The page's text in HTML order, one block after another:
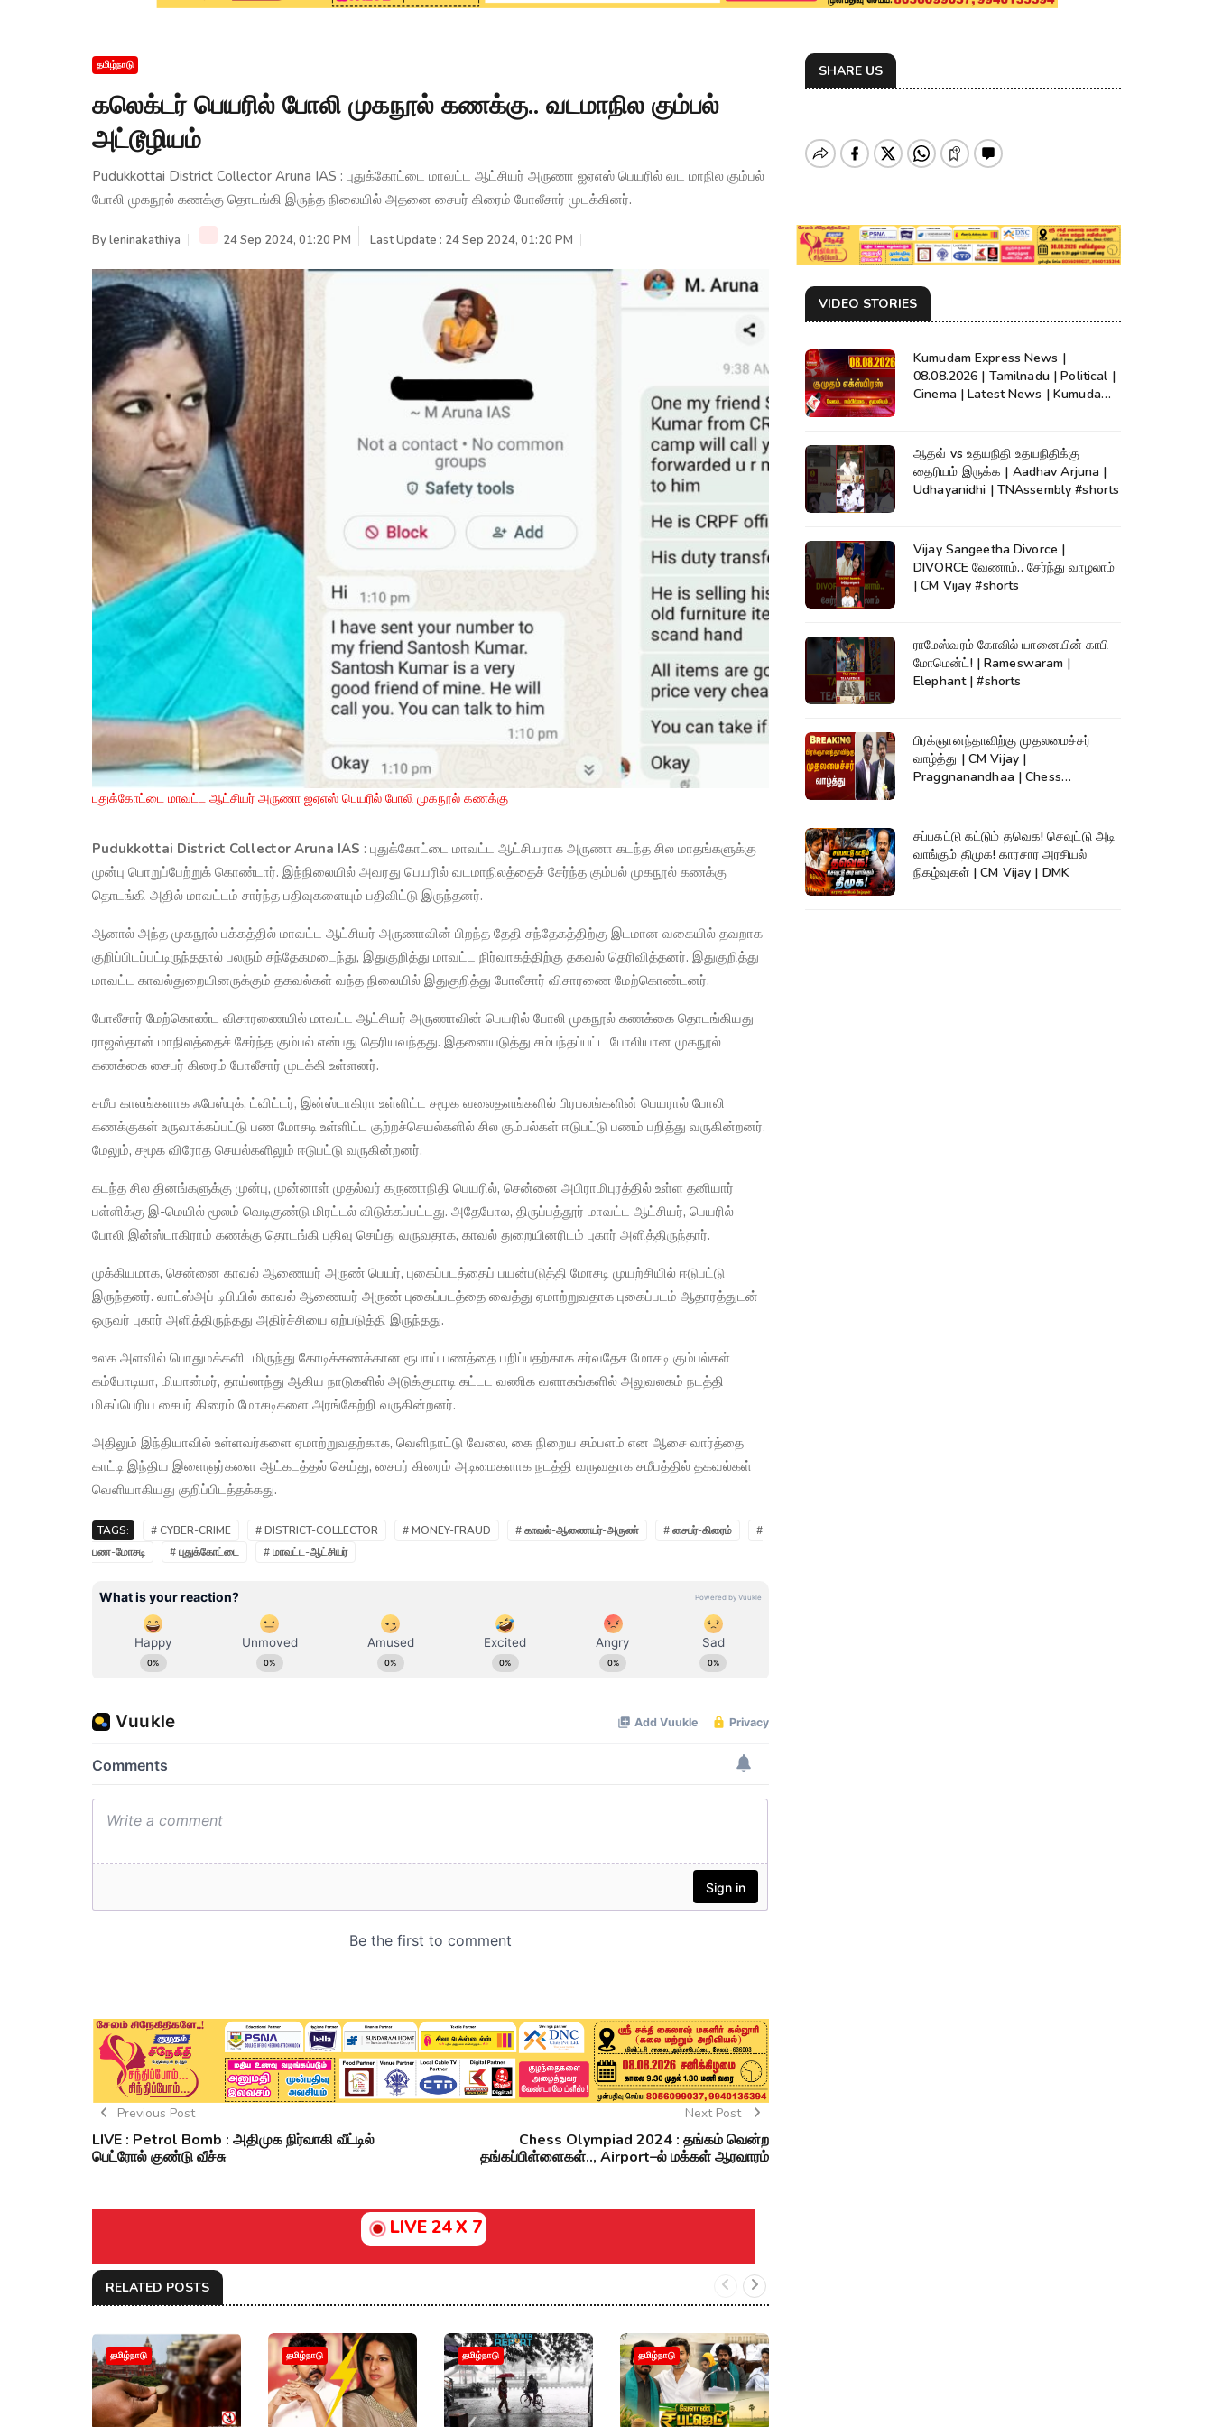
தமிழ்நாடு
கலெக்டர் பெயரில் போலி முகநூல் கணக்கு.. வடமாநில கும்பல்
அட்டூழியம்
Pudukkottai District Collector Aruna IAS : புதுக்கோட்டை மாவட்ட ஆட்சியர் அருணா ஐஏஎஸ் பெயரில் வட மாநில கும்பல்
போலி முகநூல் கணக்கு தொடங்கி இருந்த நிலையில் அதனை சைபர் கிரைம் போலீசார் முடக்கினர்.
Byleninakathiya 24 Sep 2024, 01:20 PM Last Update : 24 Sep 2024, 01:20 PM
புதுக்கோட்டை மாவட்ட ஆட்சியர் அருணா ஐஏஎஸ் பெயரில் போலி முகநூல் கணக்கு
Pudukkottai District Collector Aruna IAS : புதுக்கோட்டை மாவட்ட ஆட்சியராக அருணா கடந்த சில மாதங்களுக்கு
முன்பு பொறுப்பேற்றுக் கொண்டார். இந்நிலையில் அவரது பெயரில் வடமாநிலத்தைச் சேர்ந்த கும்பல் முகநூல் கணக்கு
தொடங்கி அதில் மாவட்டம் சார்ந்த பதிவுகளையும் பதிவிட்டு இருந்தனர்.
ஆனால் அந்த முகநூல் பக்கத்தில் மாவட்ட ஆட்சியர் அருணாவின் பிறந்த தேதி சந்தேகத்திற்கு இடமான வகையில் தவறாக
குறிப்பிடப்பட்டிருந்ததால் பலரும் சந்தேகமடைந்து, இதுகுறித்து மாவட்ட நிர்வாகத்திற்கு தகவல் தெரிவித்தனர். இதுகுறித்து
மாவட்ட காவல்துறையினருக்கும் தகவல்கள் வந்த நிலையில் இதுகுறித்து போலீசார் விசாரணை மேற்கொண்டனர்.
போலீசார் மேற்கொண்ட விசாரணையில் மாவட்ட ஆட்சியர் அருணாவின் பெயரில் போலி முகநூல் கணக்கை தொடங்கியது
ராஜஸ்தான் மாநிலத்தைச் சேர்ந்த கும்பல் என்பது தெரியவந்தது. இதனையடுத்து சம்பந்தப்பட்ட போலியான முகநூல்
கணக்கை சைபர் கிரைம் போலீசார் முடக்கி உள்ளனர்.
சமீப காலங்களாக ஃபேஸ்புக், ட்விட்டர், இன்ஸ்டாகிரா உள்ளிட்ட சமூக வலைதளங்களில் பிரபலங்களின் பெயரால் போலி
கணக்குகள் உருவாக்கப்பட்டு பண மோசடி உள்ளிட்ட குற்றச்செயல்களில் சில கும்பல்கள் ஈடுபட்டு பணம் பறித்து வருகின்றனர்.
மேலும், சமூக விரோத செயல்களிலும் ஈடுபட்டு வருகின்றனர்.
கடந்த சில தினங்களுக்கு முன்பு, முன்னாள் முதல்வர் கருணாநிதி பெயரில், சென்னை அபிராமிபுரத்தில் உள்ள தனியார்
பள்ளிக்கு இ-மெயில் மூலம் வெடிகுண்டு மிரட்டல் விடுக்கப்பட்டது. அதேபோல, திருப்பத்தூர் மாவட்ட ஆட்சியர், பெயரில்
போலி இன்ஸ்டாகிராம் கணக்கு தொடங்கி பதிவு செய்து வருவதாக, காவல் துறையினரிடம் புகார் அளித்திருந்தார்.
முக்கியமாக, சென்னை காவல் ஆணையர் அருண் பெயர், புகைப்படத்தைப் பயன்படுத்தி மோசடி முயற்சியில் ஈடுபட்டு
இருந்தனர். வாட்ஸ்அப் டிபியில் காவல் ஆணையர் அருண் புகைப்படத்தை வைத்து ஏமாற்றுவதாக புகைப்படம் ஆதாரத்துடன்
ஒருவர் புகார் அளித்திருந்தது அதிர்ச்சியை ஏற்படுத்தி இருந்தது.
உலக அளவில் பொதுமக்களிடமிருந்து கோடிக்கணக்கான ரூபாய் பணத்தை பறிப்பதற்காக சர்வதேச மோசடி கும்பல்கள்
கம்போடியா, மியான்மர், தாய்லாந்து ஆகிய நாடுகளில் அடுக்குமாடி கட்டட வணிக வளாகங்களில் அலுவலகம் நடத்தி
மிகப்பெரிய சைபர் கிரைம் மோசடிகளை அரங்கேற்றி வருகின்றனர்.
அதிலும் இந்தியாவில் உள்ளவர்களை ஏமாற்றுவதற்காக, வெளிநாட்டு வேலை, கை நிறைய சம்பளம் என ஆசை வார்த்தை
காட்டி இந்திய இளைஞர்களை ஆட்கடத்தல் செய்து, சைபர் கிரைம் அடிமைகளாக நடத்தி வருவதாக சமீபத்தில் தகவல்கள்
வெளியாகியது குறிப்பிடத்தக்கது.
TAGS: # CYBER-CRIME # DISTRICT-COLLECTOR # MONEY-FRAUD # காவல்-ஆணையர்-அருண் # சைபர்-கிரைம்
#
பண-மோசடி
# புதுக்கோட்டை # மாவட்ட-ஆட்சியர்
Previous Post
LIVE : Petrol Bomb : அதிமுக நிர்வாகி வீட்டில்
பெட்ரோல் குண்டு வீச்சு
Next Post
Chess Olympiad 2024 : தங்கம் வென்ற
தங்கப்பிள்ளைகள்.., Airport–ல் மக்கள் ஆரவாரம்
LIVE 24 X 7
RELATED POSTS
தமிழ்நாடு தமிழ்நாடு தமிழ்நாடு தமிழ்நாடு
SHARE US
VIDEO STORIES
Kumudam Express News |
08.08.2026 | Tamilnadu | Political |
Cinema | Latest News | Kumudam
ஆதவ் vs உதயநிதி உதயநிதிக்கு
தைரியம் இருக்க | Aadhav Arjuna |
Udhayanidhi | TNAssembly #shorts
Vijay Sangeetha Divorce |
DIVORCE வேணாம்.. சேர்ந்து வாழலாம்
| CM Vijay #shorts
ராமேஸ்வரம் கோவில் யானையின் காபி
மோமென்ட்! | Rameswaram |
Elephant | #shorts
பிரக்ஞானந்தாவிற்கு முதலமைச்சர்
வாழ்த்து | CM Vijay |
Praggnanandhaa | Chess
சப்பகட்டு கட்டும் தவெக! செவுட்டு அடி
வாங்கும் திமுக! காரசார அரசியல்
நிகழ்வுகள் | CM Vijay | DMK